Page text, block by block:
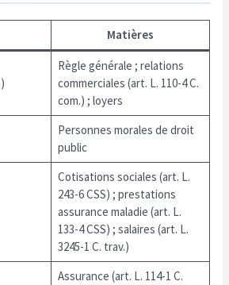
Matières
Règle générale ; relations
commerciales (art. L. 110-4 C.
com.) ; loyers
Personnes morales de droit
public
Cotisations sociales (art. L.
243-6 CSS) ; prestations
assurance maladie (art. L.
133-4 CSS) ; salaires (art. L.
3245-1 C. trav.)
Assurance (art. L. 114-1 C.